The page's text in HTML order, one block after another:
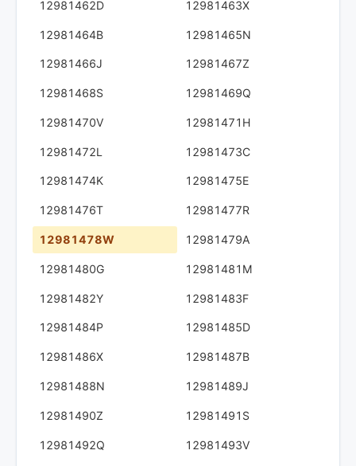
12981462D 12981463X
12981464B 12981465N
12981466J 12981467Z
12981468S 12981469Q
12981470V 12981471H
12981472L 12981473C
12981474K 12981475E
12981476T 12981477R
12981478W 12981479A
12981480G 12981481M
12981482Y 12981483F
12981484P 12981485D
12981486X 12981487B
12981488N 12981489J
12981490Z 12981491S
12981492Q 12981493V